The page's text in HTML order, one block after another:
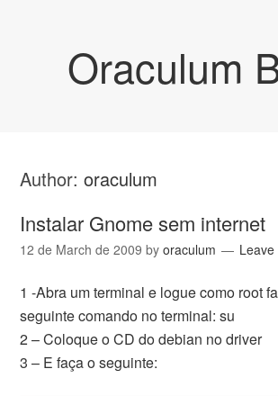
Oraculum
Author:oraculum
Instalar Gnome sem internet
12 de March de 2009 byoraculum
1 -Abra um terminal e logue como root
seguinte comando no terminal: su
2 – Coloque o CD do debian no driver
3 – E faça o seguinte: